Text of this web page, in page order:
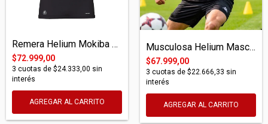
Remera Helium Mokiba Pro
$72.999,00
3 cuotas de $24.333,00 sin
interés
AGREGAR AL CARRITO
Musculosa Helium Masco Pro Gris/Fucsia
$67.999,00
3 cuotas de $22.666,33 sin
interés
AGREGAR AL CARRITO